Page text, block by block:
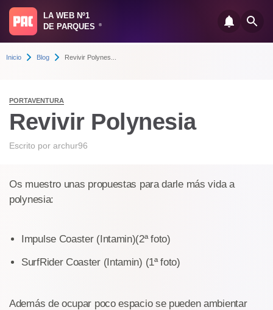
LA WEB Nº1
DE PARQUES
®
Inicio Blog Revivir Polynes...
PORTAVENTURA
Revivir Polynesia
Escrito por archur96
Os muestro unas propuestas para darle más vida a
polynesia:
Impulse Coaster (Intamin)(2ª foto)
SurfRider Coaster (Intamin) (1ª foto)
Además de ocupar poco espacio se pueden ambientar